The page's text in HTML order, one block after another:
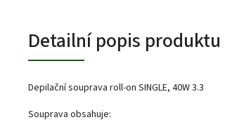
Detailní popis produktu
Depilační souprava roll-on SINGLE, 40W 3.3
Souprava obsahuje: